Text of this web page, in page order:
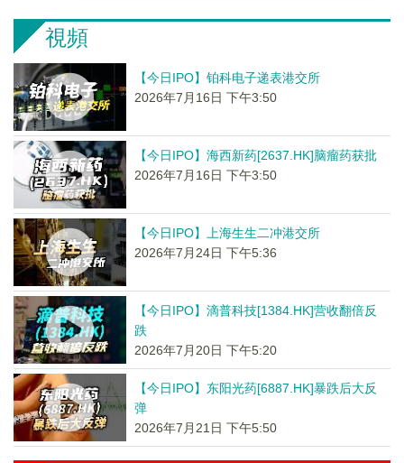
視頻
【今日IPO】铂科电子递表港交所
2026年7月16日 下午3:50
【今日IPO】海西新药[2637.HK]脑瘤药获批
2026年7月16日 下午3:50
【今日IPO】上海生生二冲港交所
2026年7月24日 下午5:36
【今日IPO】滴普科技[1384.HK]营收翻倍反
跌
2026年7月20日 下午5:20
【今日IPO】东阳光药[6887.HK]暴跌后大反
弹
2026年7月21日 下午5:50